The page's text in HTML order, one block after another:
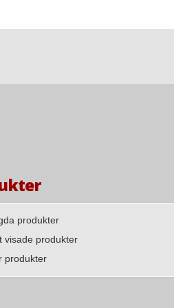
produkter
visade produkter
produkter